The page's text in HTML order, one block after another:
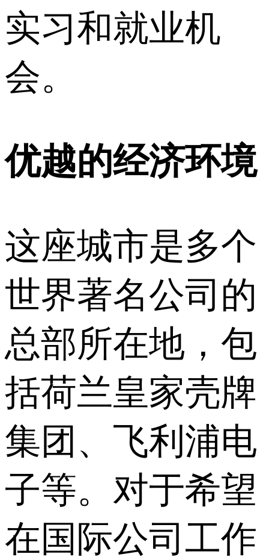
实习和就业机
会。
优越的经济环境
这座城市是多个
世界著名公司的
总部所在地，包
括荷兰皇家壳牌
集团、飞利浦电
子等。对于希望
在国际公司工作